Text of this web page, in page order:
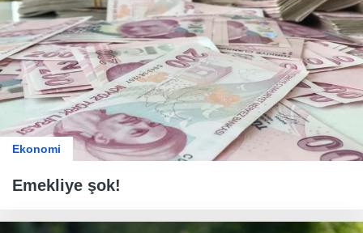
Ekonomi
Emekliye şok!